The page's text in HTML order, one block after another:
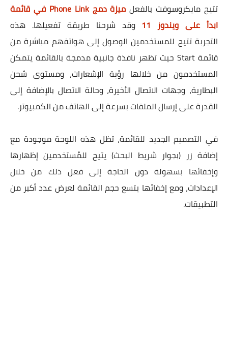
تتيح مايكروسوفت بالفعل
ميزة دمج Phone Link في قائمة
ابدأ على ويندوز 11
وقد شرحنا طريقة تفعيلها. هذه
التجربة تتيح للمستخدمين الوصول إلى هواتفهم مباشرة من
قائمة Start حيث تظهر نافذة جانبية مدمجة بالقائمة يتمكن
المستخدمون من خلالها رؤية الإشعارات، ومستوى شحن
البطارية، وجهات الاتصال الأخيرة، وحالة الاتصال بالإضافة إلى
القدرة على إرسال الملفات بسرعة إلى الهاتف من الكمبيوتر.
في التصميم الجديد للقائمة، تظل هذه اللوحة موجودة مع
إضافة زر (بجوار شريط البحث) يتيح للمُستخدمين إظهارها
وإخفائها بسهولة دون الحاجة إلى فعل ذلك من خلال
الإعدادات، ومع إخفائها يتسع حجم القائمة لعرض عدد أكبر من
التطبيقات.